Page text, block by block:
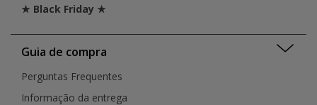
★ Black Friday ★
Guia de compra
Perguntas Frequentes
Informação da entrega